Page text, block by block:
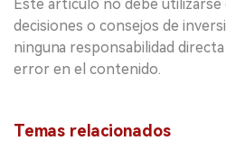
Este artículo no debe utilizarse
decisiones o consejos de
ninguna responsabilidad
error en el contenido.
Temas relacionados